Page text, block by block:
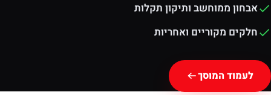
אבחון ממוחשב ותיקון תקלות
חלקים מקוריים ואחריות
לעמוד המוסך